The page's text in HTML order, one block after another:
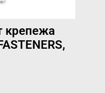
крепежа